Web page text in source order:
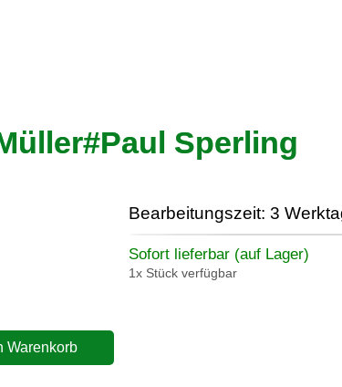
Sperling
Warenkorb
Bearbeitungszeit: 3
Sofort lieferbar (auf Lager)
1x Stück verfügbar